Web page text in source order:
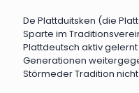
De Plattduitsken (die
Sparte im
Plattdeutsch aktiv
Generationen
Störmeder Tradition